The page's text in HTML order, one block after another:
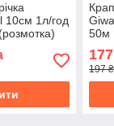
10см 1л/год
50м
177
197